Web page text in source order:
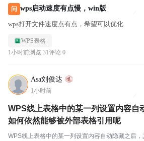
问 wps启动速度有点慢，win版
wps打开文件速度点有点，希望可以优化
WPS表格
1小时前浏览 31评论 0
Asa刘俊达
1小时前
WPS线上表格中的某一列设置内容自
如何依然能够被外部表格引用呢
WPS线上表格中的某一列设置内容自动隐藏之后